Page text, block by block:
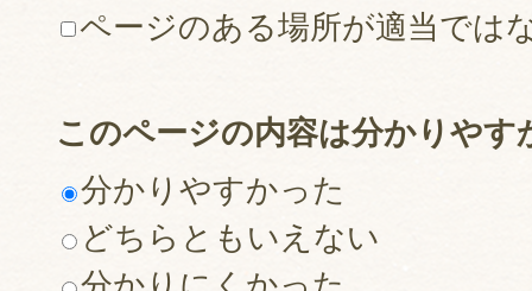
ページのある場所が適当では
このページの内容は分かりやす
分かりやすかった
どちらともいえない